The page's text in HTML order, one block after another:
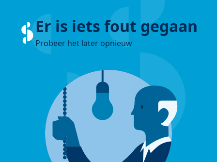
Er is iets fout gegaan
Probeer het later opnieuw